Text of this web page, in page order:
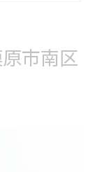
新傾向ま
市南区